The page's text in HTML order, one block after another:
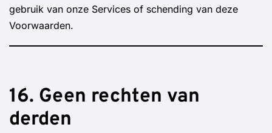
gebruik van onze Services of schending van deze
Voorwaarden.
16. Geen rechten van
derden